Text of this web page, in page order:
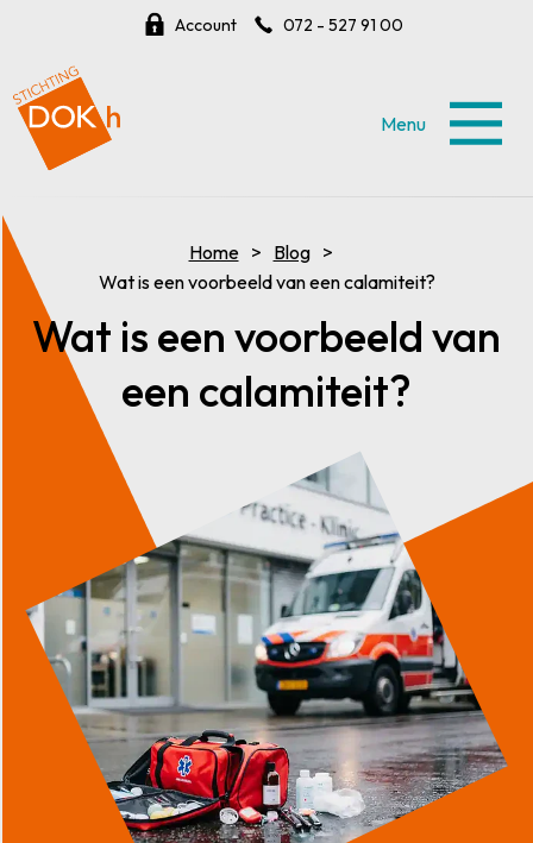
Account 072 - 527 91 00
Menu
Home
Blog
Wat is een voorbeeld van een calamiteit?
Wat is een voorbeeld van
een calamiteit?